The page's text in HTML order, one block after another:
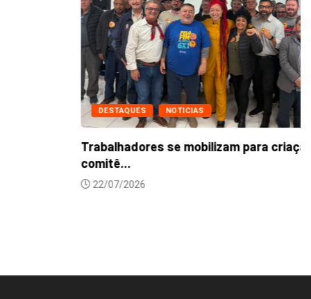
NOTICIAS
Trabalhadores se mobilizam para criação de